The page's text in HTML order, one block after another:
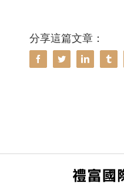
分享這篇文章：
Facebook
TwitterLinkedin